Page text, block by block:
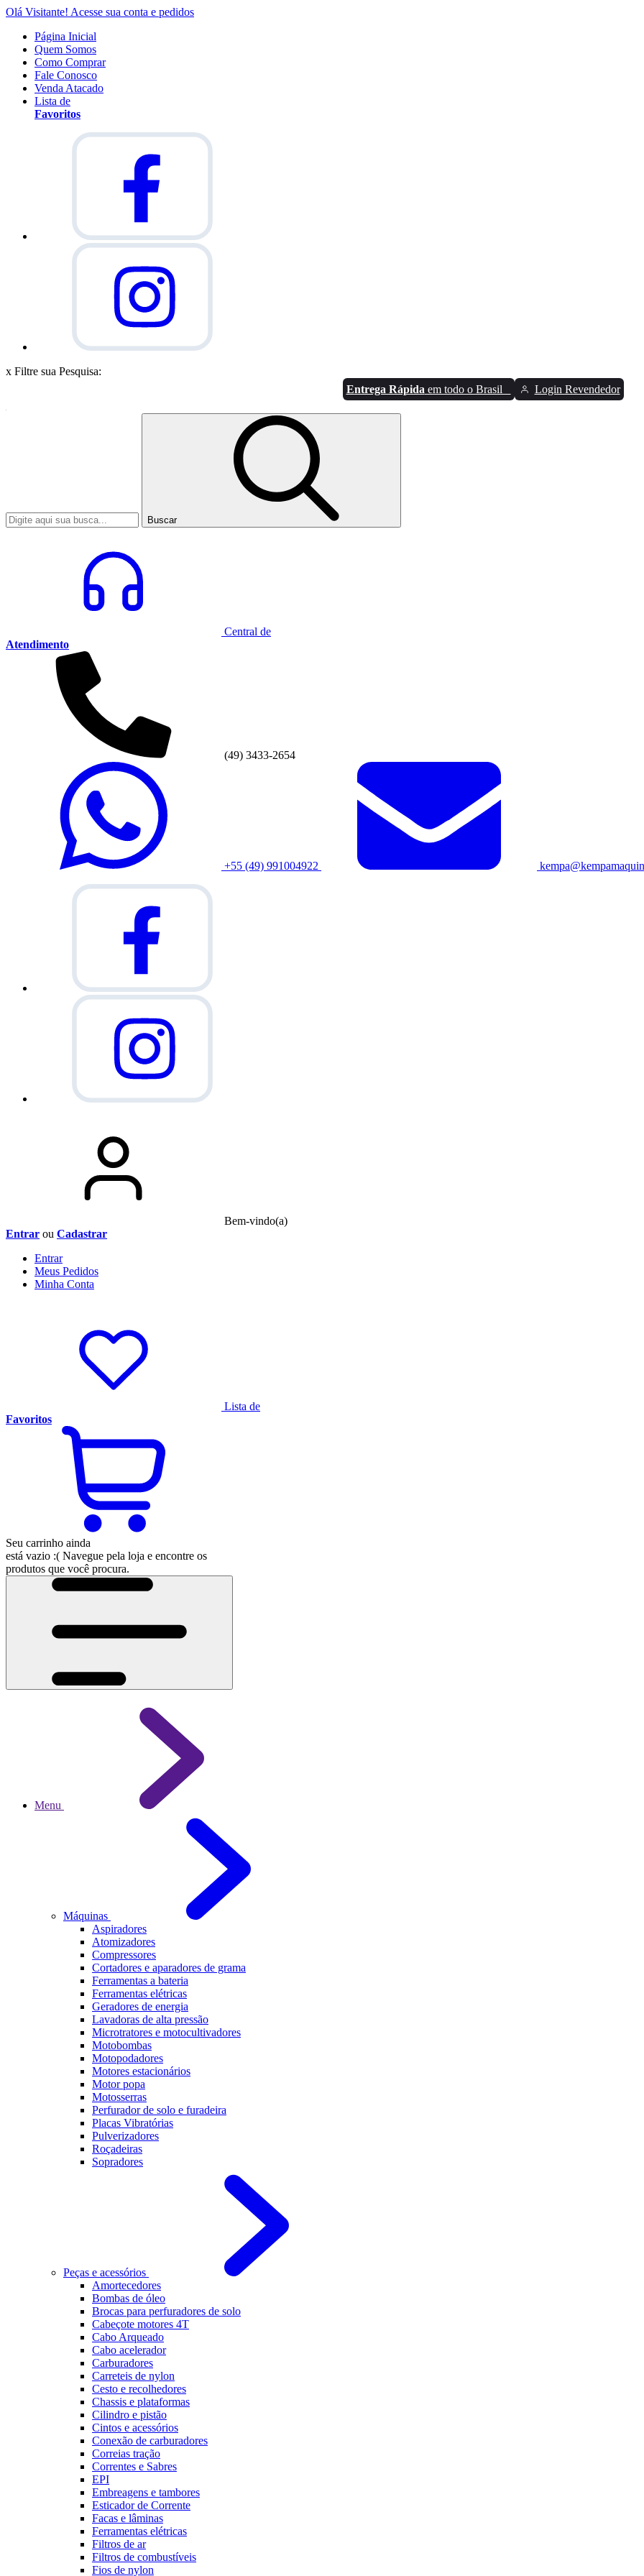
Olá Visitante! Acesse sua conta e pedidos
Página Inicial
Quem Somos
Como Comprar
Fale Conosco
Venda Atacado
Lista de
Favoritos
x Filtre sua Pesquisa:
Entrega Rápida em todo o Brasil Login Revendedor
Buscar
Central de
Atendimento
(49) 3433-2654
+55 (49) 991004922
Bem-vindo(a)
Entrar ou Cadastrar
Entrar
Meus Pedidos
Minha Conta
Lista de
Favoritos
Seu carrinho ainda
está vazio :( Navegue pela loja e encontre os
produtos que você procura.
Menu
Máquinas
Aspiradores
Atomizadores
Compressores
Cortadores e aparadores de grama
Ferramentas a bateria
Ferramentas elétricas
Geradores de energia
Lavadoras de alta pressão
Microtratores e motocultivadores
Motobombas
Motopodadores
Motores estacionários
Motor popa
Motosserras
Perfurador de solo e furadeira
Placas Vibratórias
Pulverizadores
Roçadeiras
Sopradores
Peças e acessórios
Amortecedores
Bombas de óleo
Brocas para perfuradores de solo
Cabeçote motores 4T
Cabo Arqueado
Cabo acelerador
Carburadores
Carreteis de nylon
Cesto e recolhedores
Chassis e plataformas
Cilindro e pistão
Cintos e acessórios
Conexão de carburadores
Correias tração
Correntes e Sabres
EPI
Embreagens e tambores
Esticador de Corrente
Facas e lâminas
Ferramentas elétricas
Filtros de ar
Filtros de combustíveis
Fios de nylon